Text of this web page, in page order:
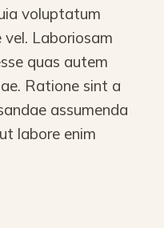
voluptatum
Laboriosam
quas autem
Ratione sint a
assumenda
labore enim